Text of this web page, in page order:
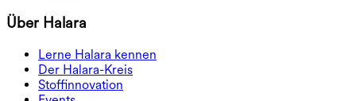
Über Halara
Lerne Halara kennen
Der Halara-Kreis
Stoffinnovation